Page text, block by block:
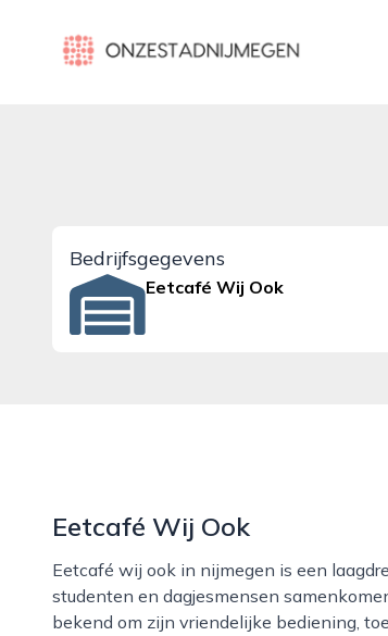
onzestadnijmegen.nl
Bedrijfsgegevens
Eetcafé Wij Ook
Eetcafé Wij Ook
Eetcafé wij ook in nijmegen is een laagdrempelige en sfeervolle plek waar buurtbewoners,
studenten en dagjesmensen
bekend om zijn vriendelijke bediening,